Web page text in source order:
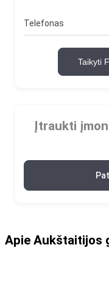
Telefonas
Taikyti
Įtraukti
Apie Aukštaitijos